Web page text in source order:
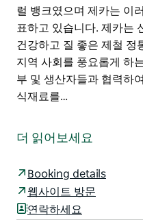
럴 뱅크였으며 제카는 이
표하고 있습니다. 제카는
건강하고 질 좋은 제철 정
지역 사회를 풍요롭게 하
부 및 생산자들과 협력하
식재료를…
아가는 여정을 담고 있습니
고 이탈리아 문화에 대한
입니다. 이들은 상징적인
기 넘치는 레스토랑에서
더 읽어보세요
Booking details
웹사이트 방문
연락하세요